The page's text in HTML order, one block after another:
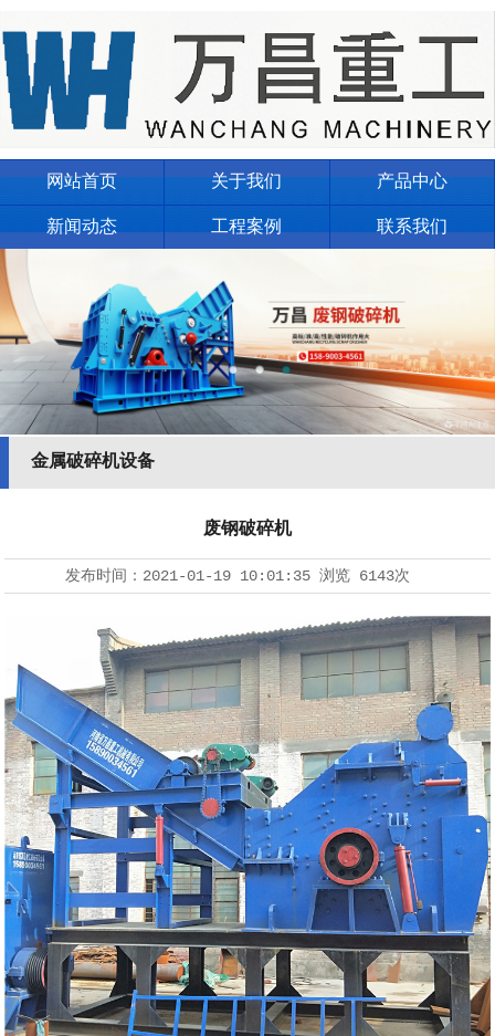
网站首页 关于我们 产品中心
新闻动态 工程案例 联系我们
金属破碎机设备
废钢破碎机
发布时间： 2021-01-19 10:01:35浏览 6143次